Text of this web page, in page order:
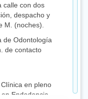
calle con dos
despacho y
M. (noches).
de Odontología
de contacto
en pleno
Endodoncia.